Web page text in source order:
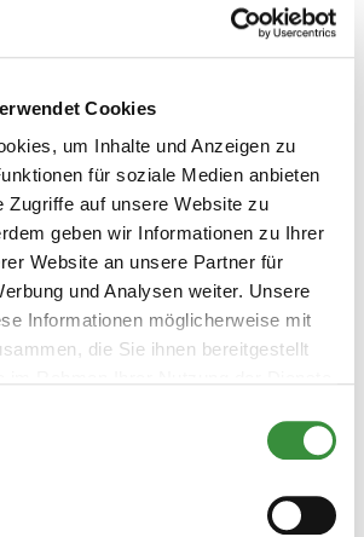
Cookies
um Inhalte und Anzeigen zu
für soziale Medien anbieten
Zugriffe auf unsere Website zu
geben wir Informationen zu Ihrer
Website an unsere Partner für
und Analysen weiter. Unsere
Informationen möglicherweise mit
die Sie ihnen bereitgestellt
Paket
(1 reviews)
Beste aus Ziegenkäse mit unserem
perfekt zum Teilen mit Freunden und
und würzigen Aromen von Ziegenkäse in